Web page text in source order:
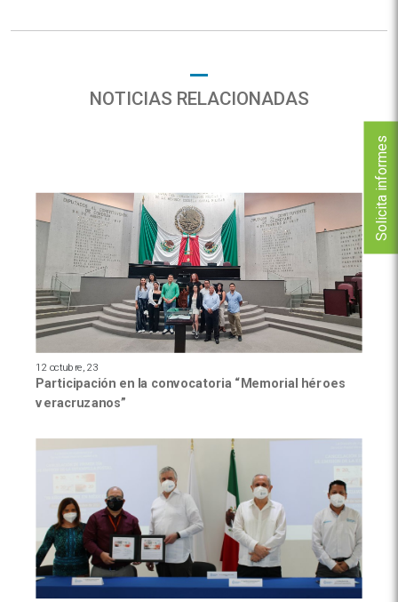
Solicita informes
NOTICIAS RELACIONADAS
12 octubre, 23
Participación en la convocatoria “Memorial héroes
veracruzanos”